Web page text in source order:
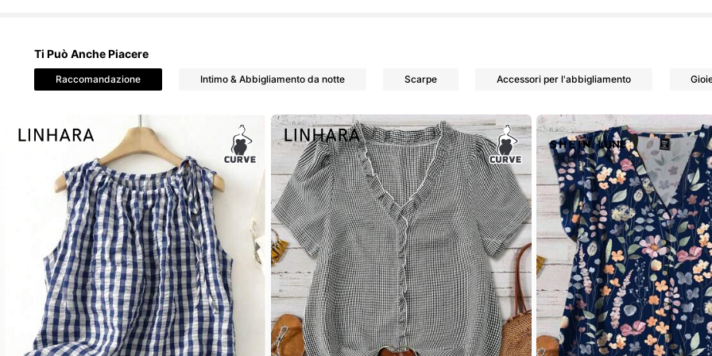
Ti Può Anche Piacere
Raccomandazione Intimo & Abbigliamento da notte Scarpe Accessori per l'abbigliamento